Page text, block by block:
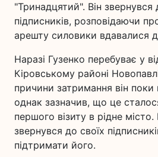
"Тринадцятий". Він звернувся
підписників, розповідаючи
арешту силовики вдавалися
Наразі Гузенко перебуває у
Кіровському районі
причини затримання він
однак зазначив, що це
першого візиту в рідне
звернувся до своїх
підтримати його.